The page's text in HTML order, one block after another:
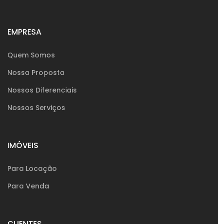
EMPRESA
Quem Somos
Nossa Proposta
Nossos Diferenciais
Nossos Serviços
IMÓVEIS
Para Locação
Para Venda